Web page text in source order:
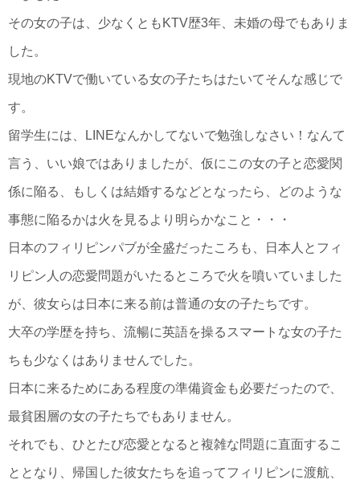
その女の子は、少なくともKTV歴3年、未婚の母でもありま
した。
現地のKTVで働いている女の子たちはたいてそんな感じで
す。
留学生には、LINEなんかしてないで勉強しなさい！なんて
言う、いい娘ではありましたが、仮にこの女の子と恋愛関
係に陥る、もしくは結婚するなどとなったら、どのような
事態に陥るかは火を見るより明らかなこと・・・
日本のフィリピンパブが全盛だったころも、日本人とフィ
リピン人の恋愛問題がいたるところで火を噴いていました
が、彼女らは日本に来る前は普通の女の子たちです。
大卒の学歴を持ち、流暢に英語を操るスマートな女の子た
ちも少なくはありませんでした。
日本に来るためにある程度の準備資金も必要だったので、
最貧困層の女の子たちでもありません。
それでも、ひとたび恋愛となると複雑な問題に直面するこ
ととなり、帰国した彼女たちを追ってフィリピンに渡航、